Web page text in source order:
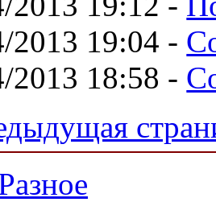
2013 19:04 -
2013 18:58 -